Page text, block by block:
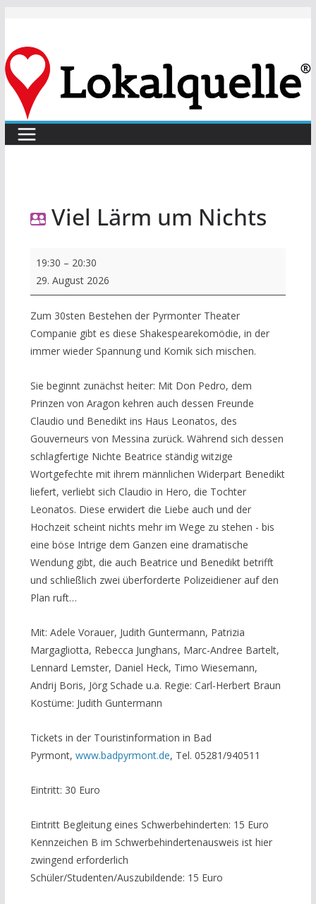
springen
Viel Lärm um Nichts
Viel
Lärm
um
Nichts
19:30 – 20:30
29. August 2026
Zum 30sten Bestehen der Pyrmonter Theater
Companie gibt es diese Shakespearekomödie, in der
immer wieder Spannung und Komik sich mischen.
Sie beginnt zunächst heiter: Mit Don Pedro, dem
Prinzen von Aragon kehren auch dessen Freunde
Claudio und Benedikt ins Haus Leonatos, des
Gouverneurs von Messina zurück. Während sich dessen
schlagfertige Nichte Beatrice ständig witzige
Wortgefechte mit ihrem männlichen Widerpart Benedikt
liefert, verliebt sich Claudio in Hero, die Tochter
Leonatos. Diese erwidert die Liebe auch und der
Hochzeit scheint nichts mehr im Wege zu stehen - bis
eine böse Intrige dem Ganzen eine dramatische
Wendung gibt, die auch Beatrice und Benedikt betrifft
und schließlich zwei überforderte Polizeidiener auf den
Plan ruft…
Mit: Adele Vorauer, Judith Guntermann, Patrizia
Margagliotta, Rebecca Junghans, Marc-Andree Bartelt,
Lennard Lemster, Daniel Heck, Timo Wiesemann,
Andrij Boris, Jörg Schade u.a. Regie: Carl-Herbert Braun
Kostüme: Judith Guntermann
Tickets in der Touristinformation in Bad
Pyrmont, www.badpyrmont.de, Tel. 05281/940511
Eintritt: 30 Euro
Eintritt Begleitung eines Schwerbehinderten: 15 Euro
Kennzeichen B im Schwerbehindertenausweis ist hier
zwingend erforderlich
Schüler/Studenten/Auszubildende: 15 Euro